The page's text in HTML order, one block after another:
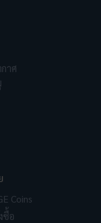
าศ
Coins
ซื้อ